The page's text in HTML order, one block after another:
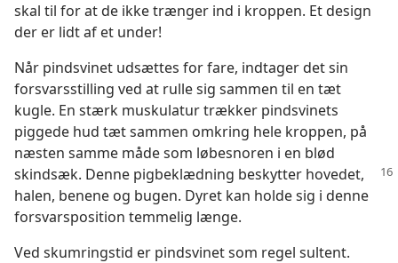
skal til for at de ikke trænger ind i kroppen. Et design
der er lidt af et under!
Når pindsvinet udsættes for fare, indtager det sin
forsvarsstilling ved at rulle sig sammen til en tæt
kugle. En stærk muskulatur trækker pindsvinets
piggede hud tæt sammen omkring hele kroppen, på
næsten samme måde som løbesnoren i en blød
skindsæk. Denne pigbeklædning beskytter hovedet,
halen, benene og bugen. Dyret kan holde sig i denne
forsvarsposition temmelig længe.
Ved skumringstid er pindsvinet som regel sultent.